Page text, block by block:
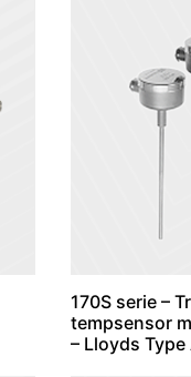
170S serie –
tempsensor
– Lloyds